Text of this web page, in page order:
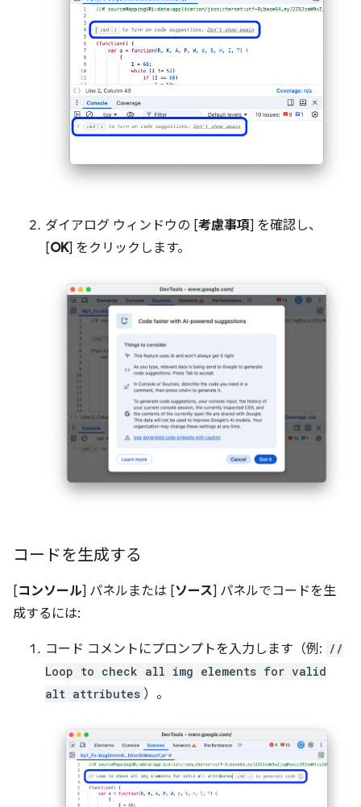
ダイアログ ウィンドウの [考慮事項] を確認し、
[OK] をクリックします。
コードを生成する
[コンソール] パネルまたは [ソース] パネルでコードを生
成するには:
コード コメントにプロンプトを入力します（例: //
Loop to check all img elements for valid
alt attributes ）。